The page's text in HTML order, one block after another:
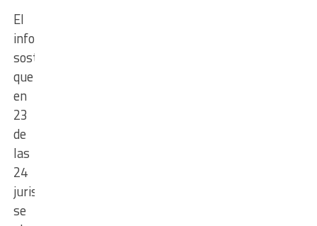
El
informe
sostiene
que
en
23
de
las
24
jurisdicciones
se